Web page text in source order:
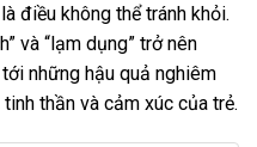
điều không thể tránh khỏi.
và “lạm dụng” trở nên
những hậu quả nghiêm
thần và cảm xúc của trẻ.